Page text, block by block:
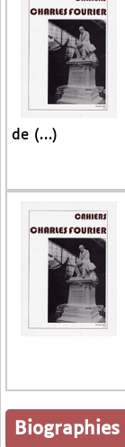
de (…)
Biographies